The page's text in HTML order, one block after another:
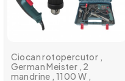
Ciocan rotopercutor ,
German Meister , 2
mandrine , 1100 W ,